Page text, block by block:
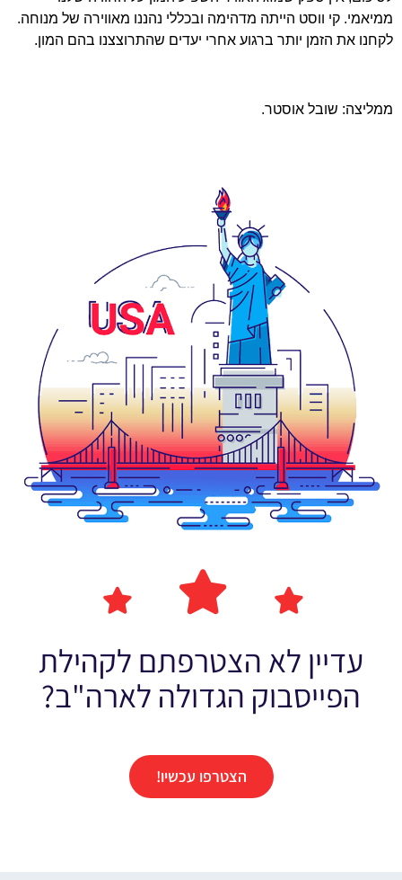
ממיאמי. קי ווסט הייתה מדהימה ובכללי נהננו מאווירה של מנוחה.
לקחנו את הזמן יותר ברגוע אחרי יעדים שהתרוצצנו בהם המון.
ממליצה: שובל אוסטר.
עדיין לא הצטרפתם לקהילת
הפייסבוק הגדולה לארה"ב?
הצטרפו עכשיו!